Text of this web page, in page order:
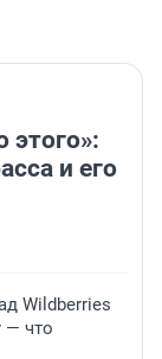
этого»:
и его
Wildberries
— что